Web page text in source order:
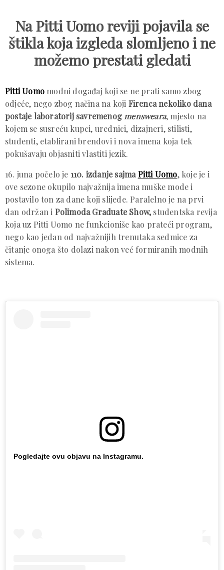
Na Pitti Uomo reviji pojavila se
štikla koja izgleda slomljeno i ne
možemo prestati gledati
Pitti Uomo modni događaj koji se ne prati samo zbog
odjeće, nego zbog načina na koji Firenca nekoliko dana
postaje laboratorij savremenog mensweara, mjesto na
kojem se susreću kupci, urednici, dizajneri, stilisti,
studenti, etablirani brendovi i nova imena koja tek
pokušavaju objasniti vlastiti jezik.
16. juna počelo je 110. izdanje sajmaPitti Uomo, koje je i
ove sezone okupilo najvažnija imena muške mode i
postavilo ton za dane koji slijede. Paralelno je na prvi
dan održan i Polimoda Graduate Show, studentska revija
koja uz Pitti Uomo ne funkcioniše kao prateći program,
nego kao jedan od najvažnijih trenutaka sedmice za
čitanje onoga što dolazi nakon već formiranih modnih
sistema.
Pogledajte ovu objavu na Instagramu.